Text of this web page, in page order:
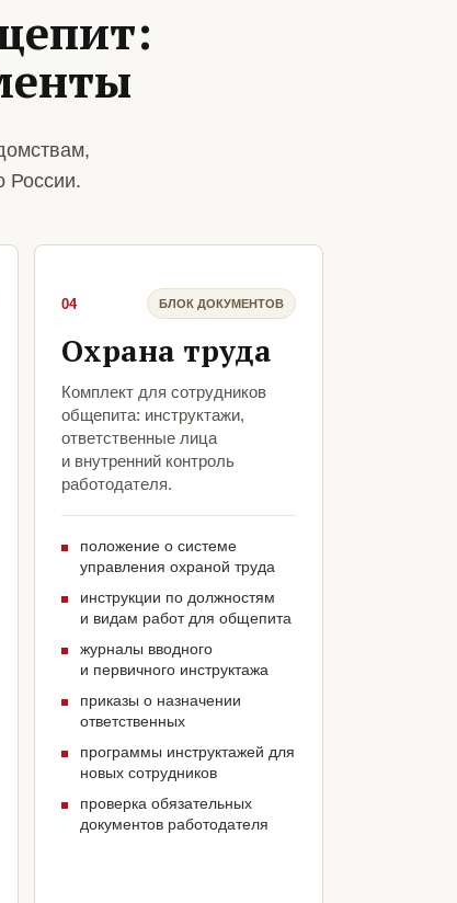
России.
04 БЛОК ДОКУМЕНТОВ
Охрана труда
Комплект для сотрудников
общепита: инструктажи,
ответственные лица
и внутренний контроль
работодателя.
положение о системе
управления охраной труда
инструкции по должностям
и видам работ для общепита
журналы вводного
и первичного инструктажа
приказы о назначении
ответственных
программы инструктажей для
новых сотрудников
проверка обязательных
документов работодателя